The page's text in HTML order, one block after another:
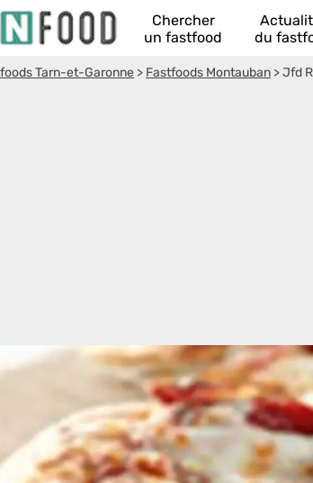
Chercher
un fastfood
du
Tarn-et-Garonne > Fastfoods Montauban >Jfd